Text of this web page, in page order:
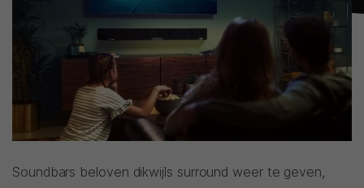
Soundbars beloven dikwijls surround weer te geven,